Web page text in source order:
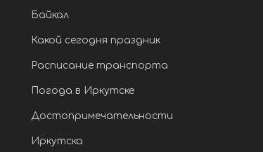
Байкал
Какой сегодня праздник
Расписание транспорта
Погода в Иркутске
Достопримечательности
Иркутска